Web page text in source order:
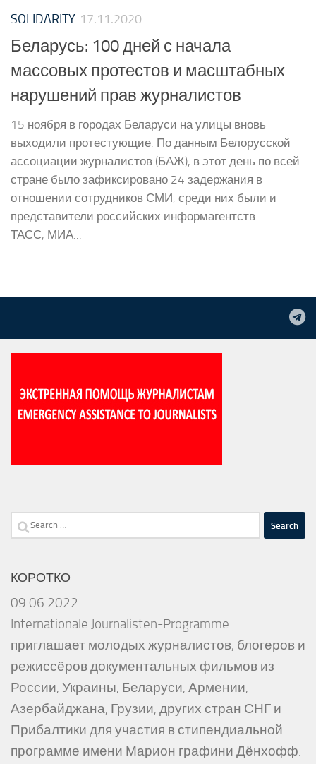
SOLIDARITY 17.11.2020
Беларусь: 100 дней с начала
массовых протестов и масштабных
нарушений прав журналистов
15 ноября в городах Беларуси на улицы вновь
выходили протестующие. По данным Белорусской
ассоциации журналистов (БАЖ), в этот день по всей
стране было зафиксировано 24 задержания в
отношении сотрудников СМИ, среди них были и
представители российских информагентств —
ТАСС, МИА...
Search
КОРОТКО
09.06.2022
Internationale Journalisten-Programme
приглашает молодых журналистов, блогеров и
режиссёров документальных фильмов из
России, Украины, Беларуси, Армении,
Азербайджана, Грузии, других стран СНГ и
Прибалтики для участия в стипендиальной
программе имени Марион графини Дёнхофф.